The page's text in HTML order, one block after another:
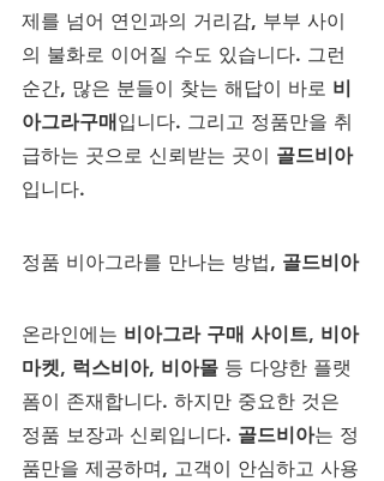
제를 넘어 연인과의 거리감, 부부 사이
의 불화로 이어질 수도 있습니다. 그런
순간, 많은 분들이 찾는 해답이 바로 비
아그라구매입니다. 그리고 정품만을 취
급하는 곳으로 신뢰받는 곳이 골드비아
입니다.
정품 비아그라를 만나는 방법, 골드비아
온라인에는 비아그라 구매 사이트, 비아
마켓, 럭스비아, 비아몰 등 다양한 플랫
폼이 존재합니다. 하지만 중요한 것은
정품 보장과 신뢰입니다. 골드비아는 정
품만을 제공하며, 고객이 안심하고 사용